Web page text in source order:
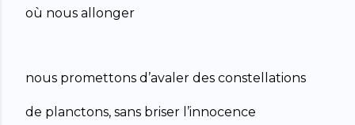
où nous allonger
nous promettons d’avaler des constellations
de planctons, sans briser l’innocence